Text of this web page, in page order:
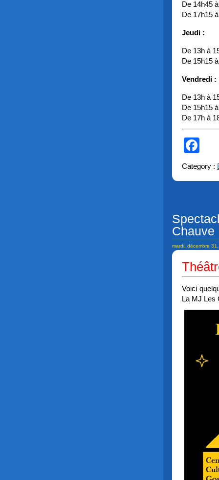
De 14h45
De 17h15
Jeudi :
De 13h à
De 15h15
Vendredi :
De 13h à
De 15h15
De 17h à
Category :
Chauve
mardi, décembre
Voici
La MJ Les